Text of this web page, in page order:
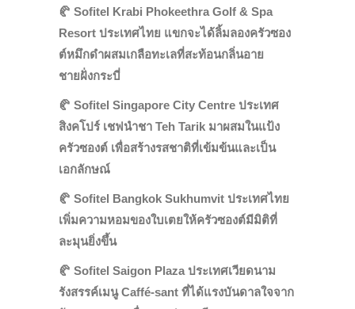
🥐 Sofitel Krabi Phokeethra Golf & Spa
Resort ประเทศไทย แขกจะได้ลิ้มลองครัวซอง
ต์หมึกดำผสมเกลือทะเลที่สะท้อนกลิ่นอาย
ชายฝั่งกระบี่
🥐 Sofitel Singapore City Centre ประเทศ
สิงคโปร์ เชฟนำชา Teh Tarik มาผสมในแป้ง
ครัวซองต์ เพื่อสร้างรสชาติที่เข้มข้นและเป็น
เอกลักษณ์
🥐 Sofitel Bangkok Sukhumvit ประเทศไทย
เพิ่มความหอมของใบเตยให้ครัวซองต์มีมิติที่
ละมุนยิ่งขึ้น
🥐 Sofitel Saigon Plaza ประเทศเวียดนาม
รังสรรค์เมนู Caffé-sant ที่ได้แรงบันดาลใจจาก